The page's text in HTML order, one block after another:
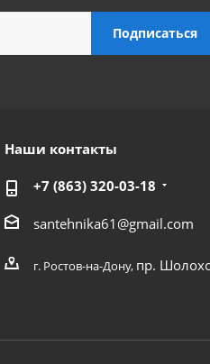
Наши контакты
+7 (863) 320-03-18
santehnika61@gmail.com
г. Ростов-на-Дону, пр.